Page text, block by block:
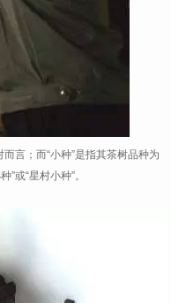
言；而“小种”是指其茶树品种为
或“星村小种”。